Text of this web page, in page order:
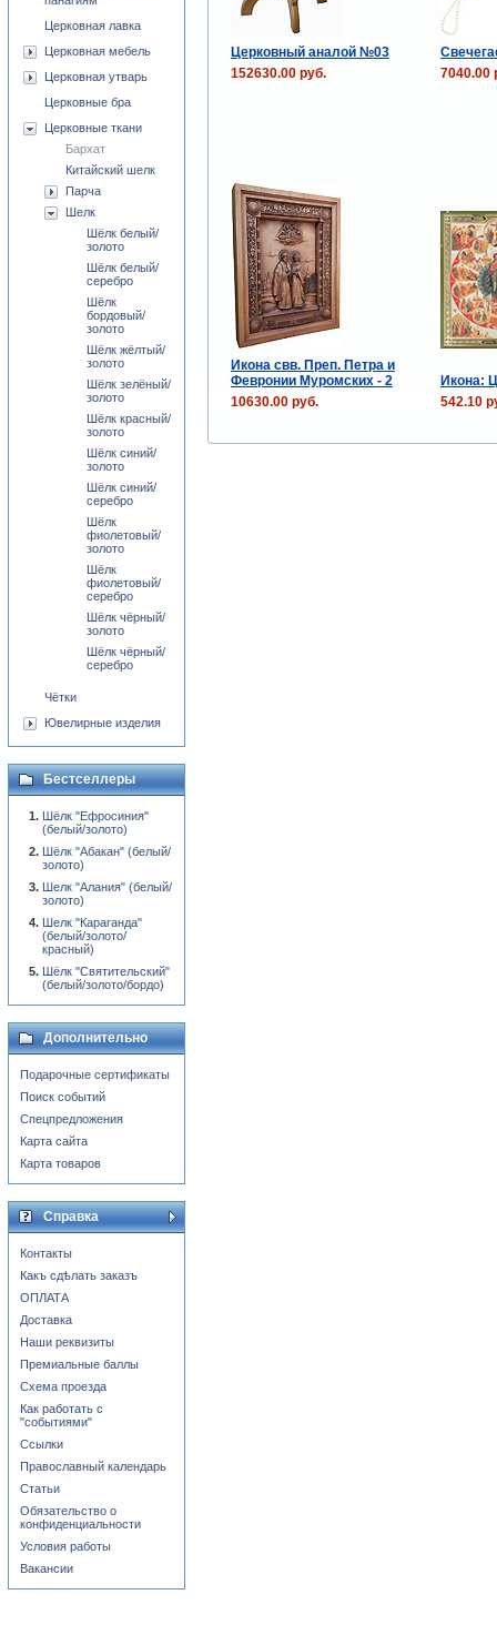
Церковный аналой №03
152630.00 руб.
7040.00
Икона свв. Преп. Петра и
Февронии Муромских - 2
Икона:
10630.00 руб.
542.10
Церковная лавка
Церковная мебель
Церковная утварь
Церковные бра
Церковные ткани
Бархат
Китайский шелк
Парча
Шелк
Шёлк белый/
золото
Шёлк белый/
серебро
Шёлк
бордовый/
золото
Шёлк жёлтый/
золото
Шёлк зелёный/
золото
Шёлк красный/
золото
Шёлк синий/
золото
Шёлк синий/
серебро
Шёлк
фиолетовый/
золото
Шёлк
фиолетовый/
серебро
Шёлк чёрный/
золото
Шёлк чёрный/
серебро
Чётки
Ювелирные изделия
Бестселлеры
Шёлк "Ефросиния"
(белый/золото)
Шёлк "Абакан" (белый/
золото)
Шелк "Алания" (белый/
золото)
Шелк "Караганда"
(белый/золото/
красный)
Шёлк "Святительский"
(белый/золото/бордо)
Дополнительно
Подарочные сертификаты
Поиск событий
Спецпредложения
Карта сайта
Карта товаров
Справка
Контакты
Какъ сдѣлать заказъ
ОПЛАТА
Доставка
Наши реквизиты
Премиальные баллы
Схема проезда
Как работать с
"событиями"
Ссылки
Православный календарь
Статьи
Обязательство о
конфиденциальности
Условия работы
Вакансии